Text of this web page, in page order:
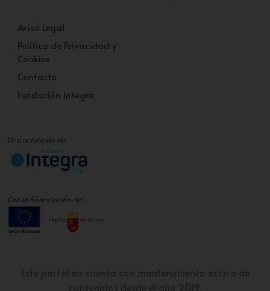
Aviso Legal
Política de Privacidad y
Cookies
Contacto
Fundación Integra
Una actuación de:
Con la financiación de: